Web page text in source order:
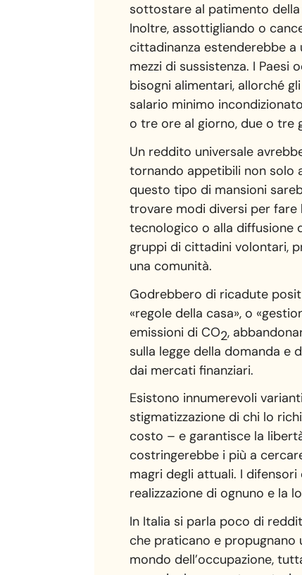
sottostare al patimento della
Inoltre, assottigliando o
cittadinanza estenderebbe
mezzi di sussistenza. I
bisogni alimentari, allorché
salario minimo
o tre ore al giorno, due o tre
Un reddito universale
tornando appetibili non solo
questo tipo di mansioni
trovare modi diversi per fare
tecnologico o alla diffusione
gruppi di cittadini volontari,
una comunità.
Godrebbero di ricadute
«regole della casa», o
emissioni di CO2,
sulla legge della domanda e
dai mercati finanziari.
Esistono innumerevoli
stigmatizzazione di chi lo
costo – e garantisce la
costringerebbe i più a
magri degli attuali. I
realizzazione di ognuno e la
In Italia si parla poco di
che praticano e propugnano
mondo dell’occupazione,